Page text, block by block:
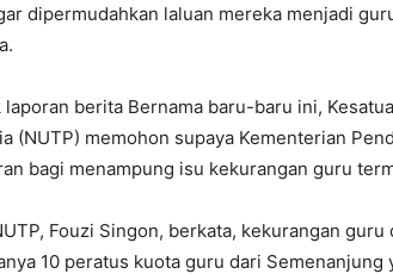
dipermudahkan laluan mereka menjadi
berita Bernama baru-baru ini,
(NUTP) memohon supaya Kementerian
bagi menampung isu kekurangan guru
Fouzi Singon, berkata, kekurangan guru
10 peratus kuota guru dari